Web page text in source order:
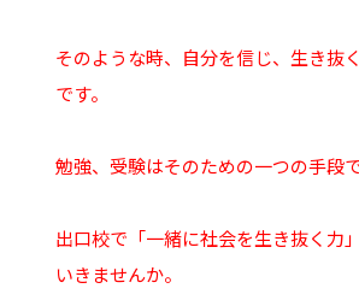
そのような時、自分を信じ、生き抜
です。
勉強、受験はそのための一つの手段で
出口校で「一緒に社会を生き抜く力
いきませんか。